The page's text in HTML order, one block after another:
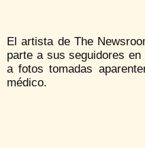
El artista de The
parte a sus seguidores
a fotos tomadas
médico.